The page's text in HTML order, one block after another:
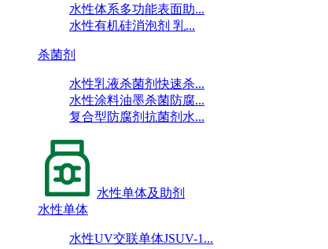
水性体系多功能表面助...
水性有机硅消泡剂 乳...
杀菌剂
水性乳液杀菌剂快速杀...
水性涂料油墨杀菌防腐...
复合型防腐剂抗菌剂水...
水性单体及助剂
水性单体
水性UV交联单体JSUV-1...